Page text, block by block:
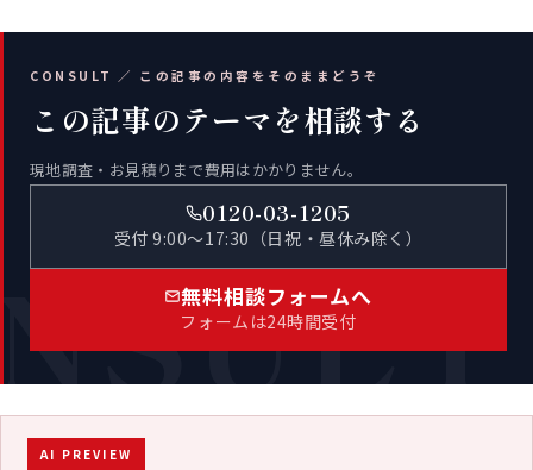
CONSULT ／ この記事の内容をそのままどうぞ
この記事のテーマを相談する
現地調査・お見積りまで費用はかかりません。
0120-03-1205
受付 9:00〜17:30（日祝・昼休み除く）
無料相談フォームへ
フォームは24時間受付
AI PREVIEW